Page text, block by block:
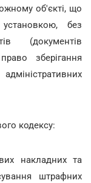
об'єкті, що
установкою, без
(документів
зберігання
кодексу:
накладних та
штрафних